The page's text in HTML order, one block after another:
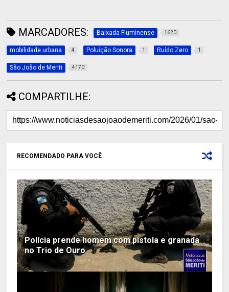
MARCADORES: Baixada Fluminense 1620
mobilidade urbana 4 Poluição Sonora 1 Ruído Zero 1
São João de Meriti 4170
COMPARTILHE:
RECOMENDADO PARA VOCÊ
Polícia prende homem com pistola e granada
no Trio de Ouro